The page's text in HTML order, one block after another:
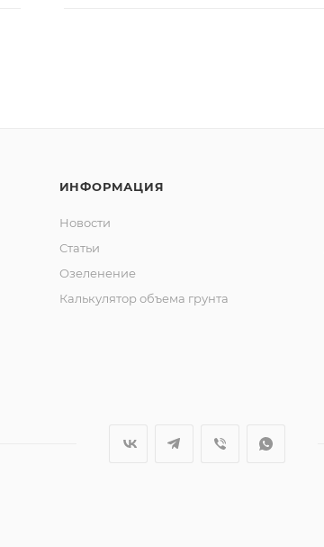
ИНФОРМАЦИЯ
Новости
Статьи
Озеленение
Калькулятор объема грунта